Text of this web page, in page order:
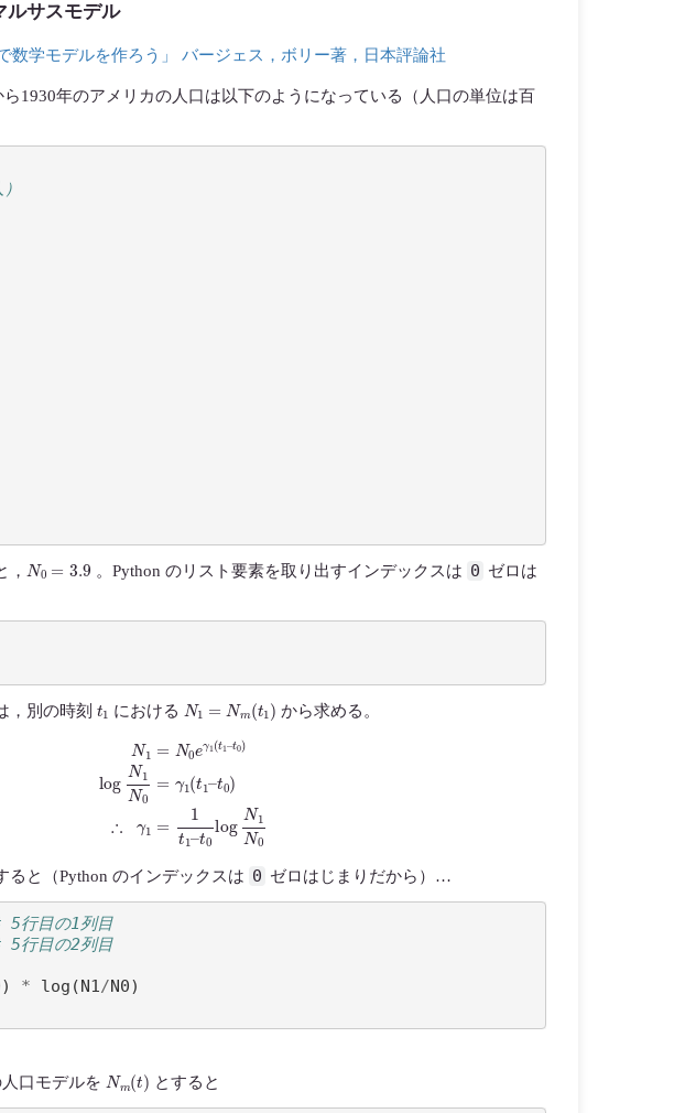
ルサスモデル
数学モデルを作ろう」 バージェス，ボリー著，日本評論社
ら1930年のアメリカの人口は以下のようになっている（人口の単位は百
， N0 3.9 。Python のリスト要素を取り出すインデックスは 0 ゼロは
，別の時刻 t1 における N1 m 1) から求める。
1N γ1( 1–t0 )∴
ると（Python のインデックスは 0 ゼロはじまりだから）…
5行目の1列目
5行目の2列目
) * log (N1/N0)
口モデルを Nm (t) とすると